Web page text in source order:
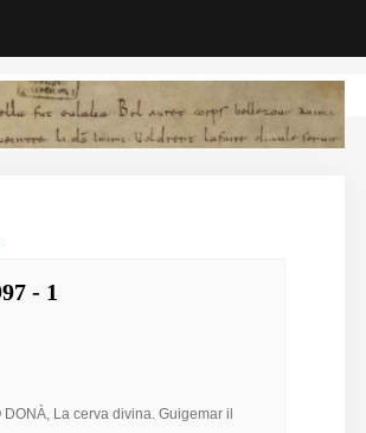
- 1
DONÀ, La cerva divina. Guigemar il